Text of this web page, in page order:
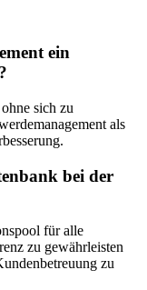
ein
sich zu
als
bei der
für alle
zu gewährleisten
zu